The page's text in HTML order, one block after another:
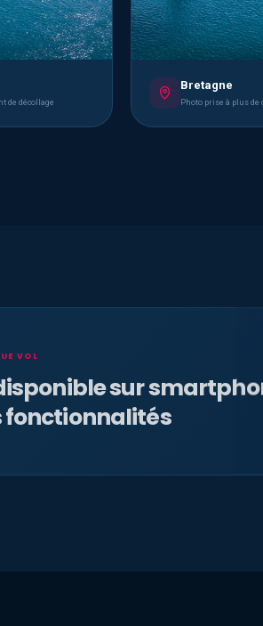
de décollage
Bretagne
Photo prise à plus
VOL
sur
fonctionnalités